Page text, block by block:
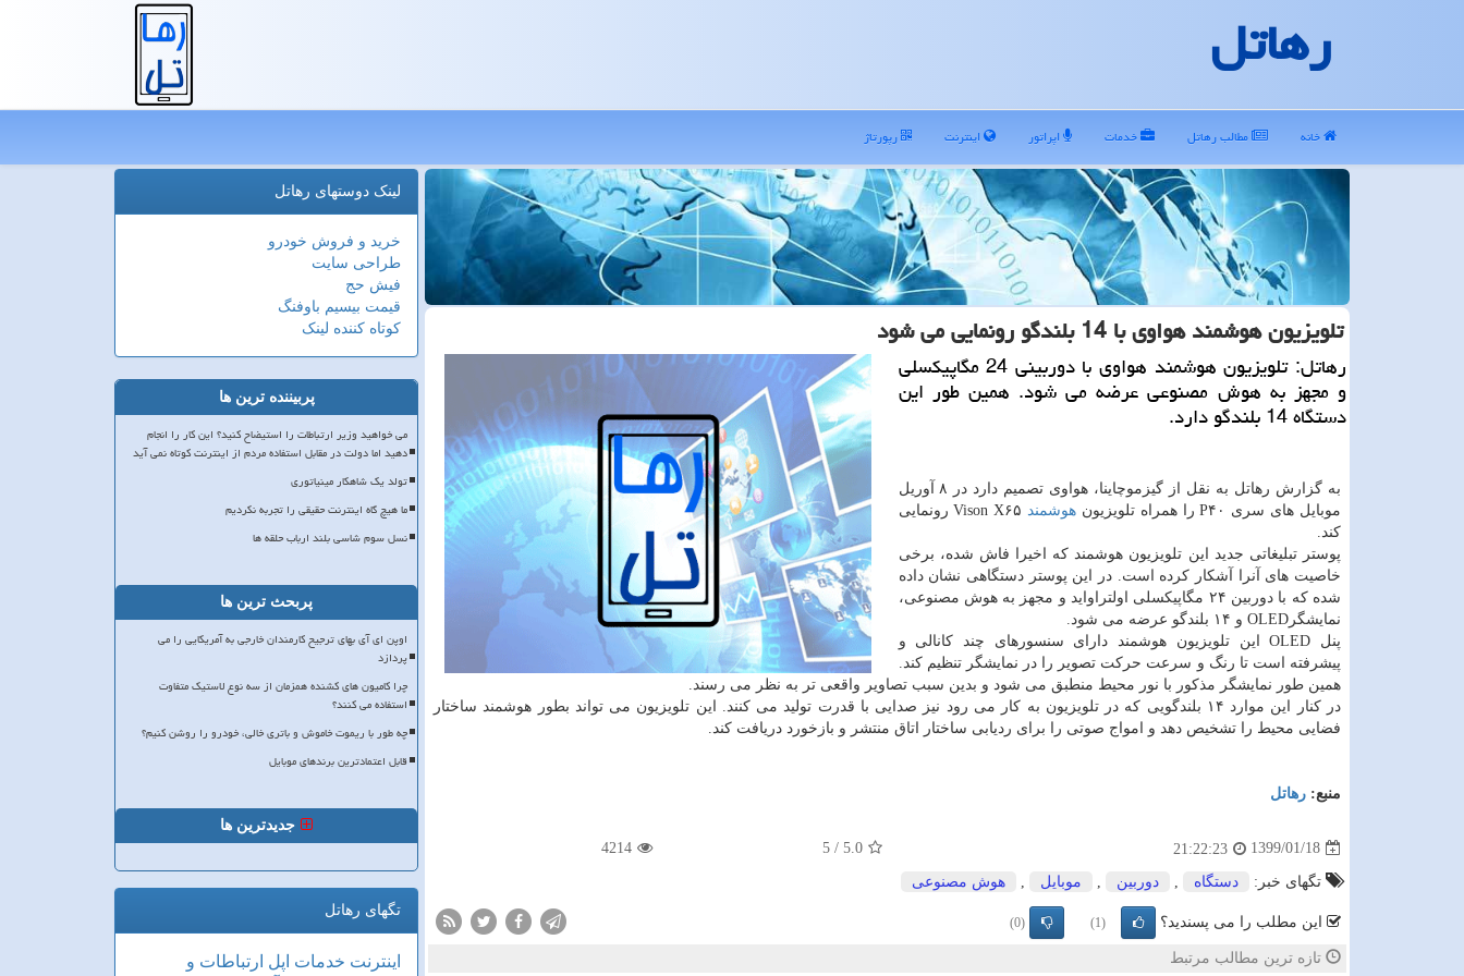
رهاتل
خانه مطالب رهاتل خدمات اپراتور اینترنت رپورتاژ
تلویزیون هوشمند هواوی با 14 بلندگو رونمایی می شود
رهاتل: تلویزیون هوشمند هواوی با دوربینی 24 مگاپیكسلی
و مجهز به هوش مصنوعی عرضه می شود. همین طور این
دستگاه 14 بلندگو دارد.
به گزارش رهاتل به نقل از گیزموچاینا، هواوی تصمیم دارد در ۸ آوریل
موبایل های سری P۴۰ را همراه تلویزیون
هوشمند
Vison X۶۵ رونمایی
كند.
پوستر تبلیغاتی جدید این تلویزیون هوشمند كه اخیرا فاش شده، برخی
خاصیت های آنرا آشكار كرده است. در این پوستر دستگاهی نشان داده
شده كه با دوربین ۲۴ مگاپیكسلی اولتراواید و مجهز به هوش مصنوعی،
نمایشگرOLED و ۱۴ بلندگو عرضه می شود.
پنل OLED این تلویزیون هوشمند دارای سنسورهای چند كانالی و
پیشرفته است تا رنگ و سرعت حركت تصویر را در نمایشگر تنظیم كند.
همین طور نمایشگر مذكور با نور محیط منطبق می شود و بدین سبب تصاویر واقعی تر به نظر می رسند.
در كنار این موارد ۱۴ بلندگویی كه در تلویزیون به كار می رود نیز صدایی با قدرت تولید می كنند. این تلویزیون می تواند بطور هوشمند ساختار
فضایی محیط را تشخیص دهد و امواج صوتی را برای ردیابی ساختار اتاق منتشر و بازخورد دریافت كند.
منبع: رهاتل
1399/01/18
21:22:23
5.0
/
5
4214
تگهای خبر: دستگاه دوربین موبایل هوش مصنوعی
این مطلب را می پسندید؟ (1)
(0)
تازه ترین مطالب مرتبط
لینک دوستهای رهاتل
خرید و فروش خودرو
طراحی سایت
فیش حج
قیمت بیسیم باوفنگ
کوتاه کننده لینک
پربیننده ترین ها
می خواهید وزیر ارتباطات را استیضاح کنید؟ این کار را انجام
دهید اما دولت در مقابل استفاده مردم از اینترنت کوتاه نمی آید
تولد یک شاهکار مینیاتوری
ما هیچ گاه اینترنت حقیقی را تجربه نکردیم
نسل سوم شاسی بلند ارباب حلقه ها
پربحث ترین ها
اوپن ای آی بهای ترجیح کارمندان خارجی به آمریکایی را می
پردازد
چرا کامیون های کشنده همزمان از سه نوع لاستیک متفاوت
استفاده می کنند؟
چه طور با ریموت خاموش و باتری خالی، خودرو را روشن کنیم؟
قابل اعتمادترین برندهای موبایل
جدیدترین ها
تگهای رهاتل
اینترنت خدمات اپل ارتباطات و